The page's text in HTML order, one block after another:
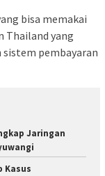
bisa memakai
Thailand yang
pembayaran
Jaringan
Kasus